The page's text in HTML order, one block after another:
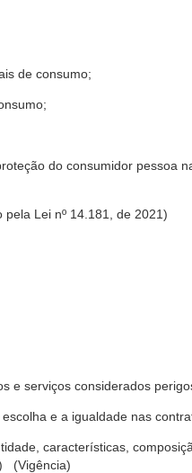
de consumo;
do consumidor
Lei nº 14.181, de 2021)
e serviços considerados
e a igualdade nas
características,
(Vigência)